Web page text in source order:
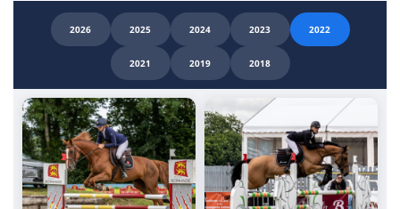
2026 2025 2024 2023 2022
2021 2019 2018